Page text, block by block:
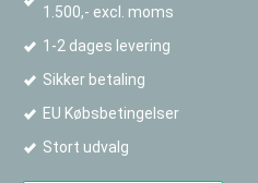
1.500,- excl. moms
1-2 dages levering
Sikker betaling
EU Købsbetingelser
Stort udvalg